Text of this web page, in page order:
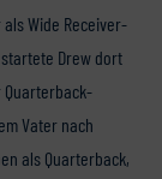
Wide Receiver-
Drew dort
Vater nach
als Quarterback,